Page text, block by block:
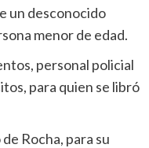
un desconocido
menor de edad.
personal policial
para quien se libró
Rocha, para su